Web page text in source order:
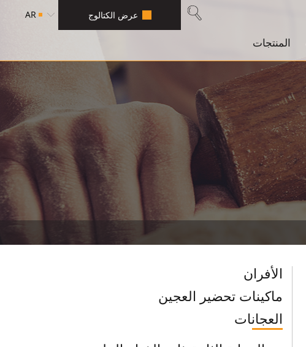
المنتجات
عرض الكتالوج AR
الأفران
ماكينات تحضير العجين
العجانات